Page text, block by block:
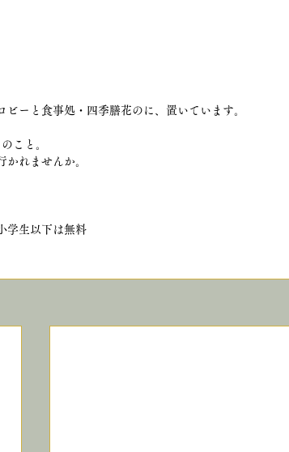
ーと食事処・四季膳花のに、置いています。
こと。
かれませんか。
学生以下は無料